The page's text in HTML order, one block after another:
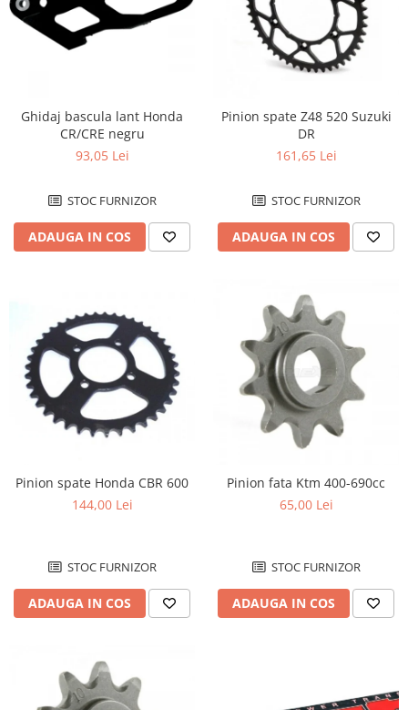
Prindere
Protecții galerie
Ghidoane & Control
Adaptoare
Amortizor ghidon
Cabluri
Capete ghidon
Inaltatore ghidon
Manete
Mansoane
Oglinzi
Protectii Ghidon
Protectii maini / Kit-uri
Accesorii
Aripa Fata
Capac filtru aer
Carene
Kit plasticuri
Laterale spate
Plastic numar
Protectii furca/telescop
Ghidaj bascula lant Honda
CR/CRE negru
93,05 Lei
STOC FURNIZOR
ADAUGA IN COS
Pinion spate Z48 520 Suzuki
DR
161,65 Lei
STOC FURNIZOR
ADAUGA IN COS
Pinion spate Honda CBR 600
144,00 Lei
STOC FURNIZOR
ADAUGA IN COS
Pinion fata Ktm 400-690cc
65,00 Lei
STOC FURNIZOR
ADAUGA IN COS